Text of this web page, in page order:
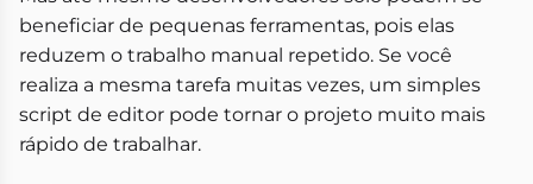
beneficiar de pequenas ferramentas, pois elas
reduzem o trabalho manual repetido. Se você
realiza a mesma tarefa muitas vezes, um simples
script de editor pode tornar o projeto muito mais
rápido de trabalhar.